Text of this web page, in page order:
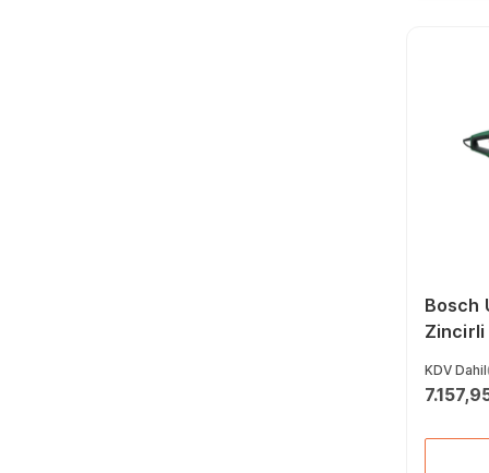
Bosch
Zincirli
KDV Dahil